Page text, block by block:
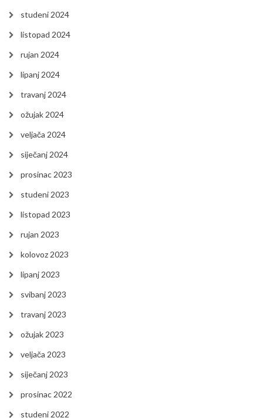
studeni 2024
listopad 2024
rujan 2024
lipanj 2024
travanj 2024
ožujak 2024
veljača 2024
siječanj 2024
prosinac 2023
studeni 2023
listopad 2023
rujan 2023
kolovoz 2023
lipanj 2023
svibanj 2023
travanj 2023
ožujak 2023
veljača 2023
siječanj 2023
prosinac 2022
studeni 2022